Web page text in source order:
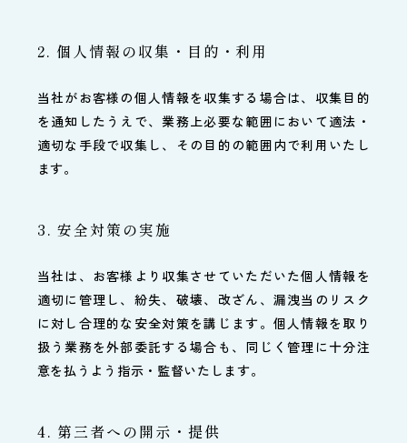
2. 個人情報の収集・目的・利用
当社がお客様の個人情報を収集する場合は、収集目的
を通知したうえで、業務上必要な範囲において適法・
適切な手段で収集し、その目的の範囲内で利用いたし
ます。
3. 安全対策の実施
当社は、お客様より収集させていただいた個人情報を
適切に管理し、紛失、破壊、改ざん、漏洩当のリスク
に対し合理的な安全対策を講じます。個人情報を取り
扱う業務を外部委託する場合も、同じく管理に十分注
意を払うよう指示・監督いたします。
4. 第三者への開示・提供